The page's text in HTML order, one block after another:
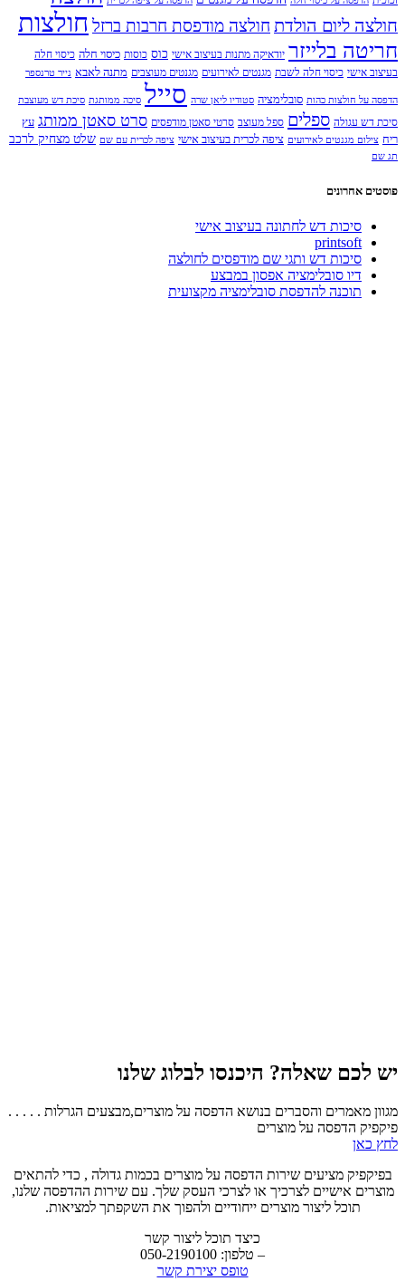
חולצה ליום הולדת חולצה מודפסת חרבות ברזל חולצות
חריטה בלייזר יודאיקה מתנות בעיצוב אישי כוס כוסות כיסוי חלה כיסוי חלה
בעיצוב אישי כיסוי חלה לשבת מגנטים לאירועים מגנטים מעוצבים מתנה לאבא נייר טרנספר
הדפסה על חולצות כהות סובלימציה סטודיו ליאן שרה סייל סיכה ממותגת סיכת דש מעוצבת
סיכת דש עגולה ספלים ספל מעוצב סרטי סאטן מודפסים סרט סאטן ממותג עץ
ריח צילום מגנטים לאירועים ציפה לכרית בעיצוב אישי ציפה לכרית עם שם שלט מצחיק לרכב
תג שם
פוסטים אחרונים
סיכות דש לחתונה בעיצוב אישי
printsoft
סיכות דש ותגי שם מודפסים לחולצה
דיו סובלימציה אפסון במבצע
תוכנה להדפסת סובלימציה מקצועית
יש לכם שאלה? היכנסו לבלוג שלנו
מגוון מאמרים והסברים בנושא הדפסה על מוצרים,מבצעים הגרלות . . . . .
פיקפיק הדפסה על מוצרים
לחץ כאן
בפיקפיק מציעים שירות הדפסה על מוצרים בכמות גדולה , כדי להתאים
מוצרים אישיים לצרכיך או לצרכי העסק שלך. עם שירות ההדפסה שלנו,
תוכל ליצור מוצרים ייחודיים ולהפוך את השקפתך למציאות.
כיצד תוכל ליצור קשר
– טלפון: 050-2190100
טופס יצירת קשר